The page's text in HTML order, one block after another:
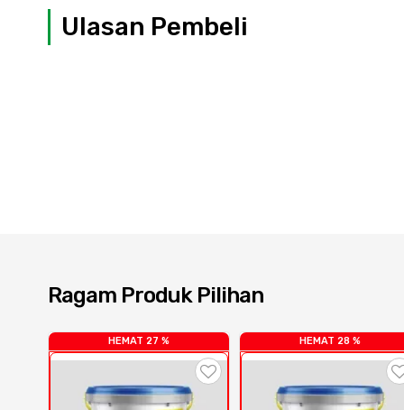
Ulasan Pembeli
Ragam Produk Pilihan
HEMAT 27 % HEMAT 28 %